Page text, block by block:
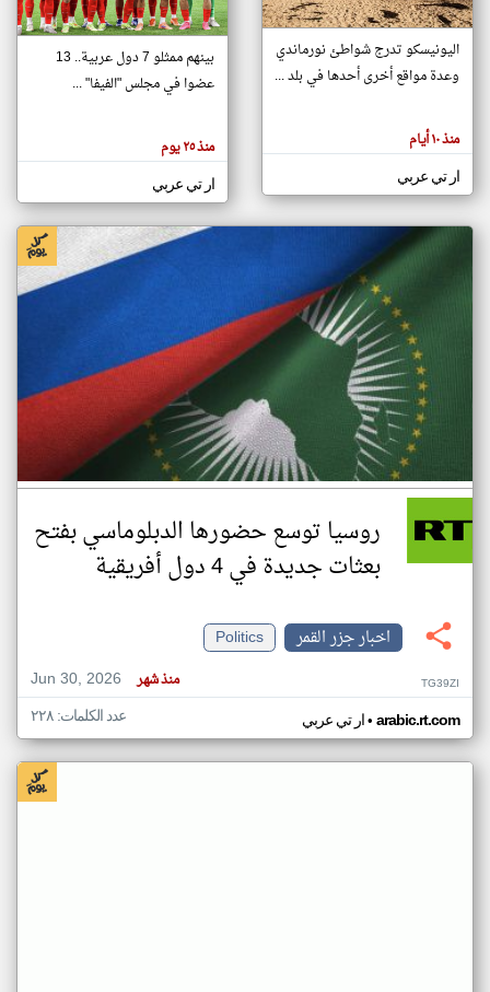
تغيير الدولة
اخبار جزر القمر على مدار الساعة
أهم اخبار جزر القمر العاجلة والمباشرة
هنا عن
وجهة
كاتبيها.
اليونيسكو تدرج شواطئ نورماندي
وعدة مواقع أخرى أحدها في بلد ...
منذ ١٠ أيام
ار تي عربي
بينهم ممثلو 7 دول عربية.. 13
عضوا في مجلس "الفيفا" ...
منذ ٢٥ يوم
ار تي عربي
روسيا توسع حضورها الدبلوماسي بفتح
بعثات جديدة في 4 دول أفريقية
اخبار جزر القمر
Politics
Jun 30, 2026
منذ شهر TG39ZI
ار تي عربي• arabic.rt.com عدد الكلمات: ٢٢٨
klyoum.com